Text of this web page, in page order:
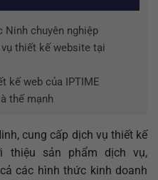
Ninh chuyên nghiệp
thiết kế website tại
kế web của IPTIME
thế mạnh
cung cấp dịch vụ thiết kế
thiệu sản phẩm dịch vụ,
các hình thức kinh doanh